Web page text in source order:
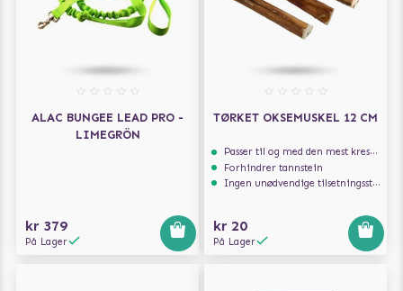
ALAC BUNGEE LEAD PRO -
LIMEGRÖN
kr 379
På Lager
TØRKET OKSEMUSKEL 12 CM
Passer til og med den mest kresne hunden
Forhindrer tannstein
Ingen unødvendige tilsetningsstoffer
kr 20
På Lager